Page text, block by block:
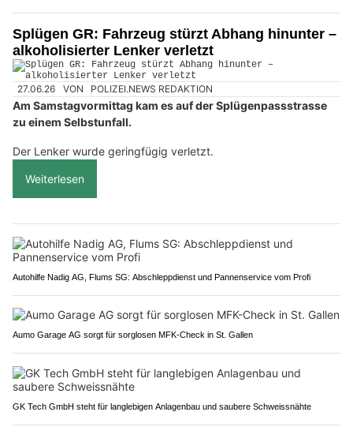
Splügen GR: Fahrzeug stürzt Abhang hinunter –
alkoholisierter Lenker verletzt
27.06.26 VON POLIZEI.NEWS REDAKTION
Am Samstagvormittag kam es auf der Splügenpassstrasse
zu einem Selbstunfall.
Der Lenker wurde geringfügig verletzt.
Weiterlesen
Autohilfe Nadig AG, Flums SG: Abschleppdienst und Pannenservice vom Profi
Aumo Garage AG sorgt für sorglosen MFK-Check in St. Gallen
GK Tech GmbH steht für langlebigen Anlagenbau und saubere Schweissnähte